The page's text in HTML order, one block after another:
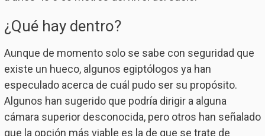
¿Qué hay dentro?
Aunque de momento solo se sabe con seguridad que
existe un hueco, algunos egiptólogos ya han
especulado acerca de cuál pudo ser su propósito.
Algunos han sugerido que podría dirigir a alguna
cámara superior desconocida, pero otros han señalado
que la opción más viable es la de que se trate de